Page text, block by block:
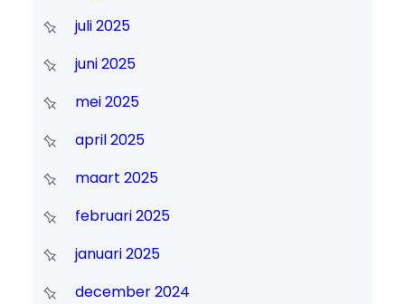
juli 2025
juni 2025
mei 2025
april 2025
maart 2025
februari 2025
januari 2025
december 2024